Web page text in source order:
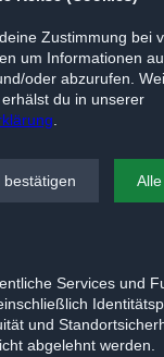
Frauchen wurde
war schwer
tollen Pflegestelle,
Ich gehe wieder
den anderen Hunden
mit Katzen,
bin eine echte
Menschen, mit
würde. Wenn ich
und geimpft,
und bin fit für
sehr über ehrlich
die mich
Zustimmung bei
um Informationen
oder abzurufen.
du in unserer
bestätigen
Services und
und
abgelehnt werden.